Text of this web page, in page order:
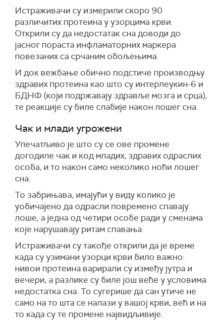
Истраживачи су измерили скоро 90
различитих протеина у узорцима крви.
Открили су да недостатак сна доводи до
јасног пораста инфламаторних маркера
повезаних са срчаним обољењима.
И док вежбање обично подстиче производњу
здравих протеина као што су интерлеукин-6 и
БДНФ (који подржавају здравље мозга и срца),
те реакције су биле слабије након лошег сна.
Чак и млади угрожени
Упечатљиво је што су се ове промене
догодиле чак и код младих, здравих одраслих
особа, и то након само неколико ноћи лошег
сна.
То забрињава, имајући у виду колико је
уобичајено да одрасли повремено спавају
лоше, а једна од четири особе ради у сменама
које нарушавају ритам спавања.
Истраживачи су такође открили да је време
када су узимани узорци крви било важно:
нивои протеина варирали су између јутра и
вечери, а разлике су биле још веће у условима
недостатка сна. То сугерише да сан утиче не
само на то шта се налази у вашој крви, већ и на
то када су те промене највидљивије.